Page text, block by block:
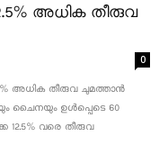
അധിക തീരുവ
0
അധിക തീരുവ ചുമത്താൻ
ചൈനയും ഉൾപ്പെടെ 60
12.5% ​​വരെ തീരുവ